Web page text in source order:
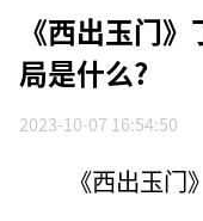
《西出玉门
局是什么?
2023-10-07 16:54:50
《西出玉门